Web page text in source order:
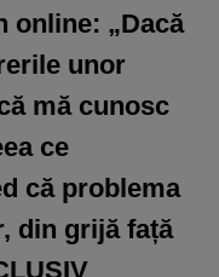
online: „Dacă
unor
mă cunosc
ce
că problema
din grijă față